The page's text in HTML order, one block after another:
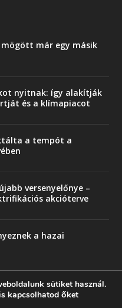
már egy másik
nyitnak: így alakítják
és a klímapiacot
a tempót a
versenyelőnye –
akcióterve
a hazai
sütiket használ.
kapcsolhatod őket